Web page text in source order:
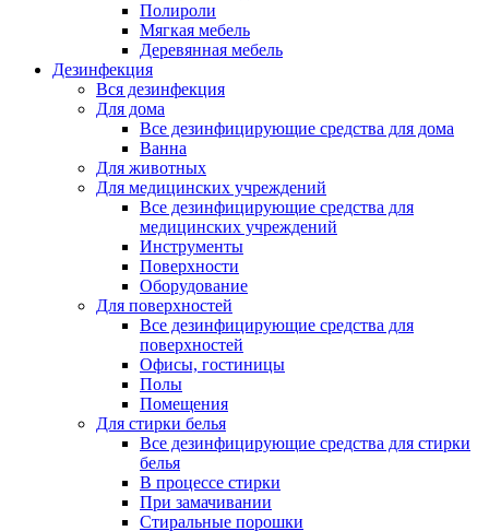
Полироли
Мягкая мебель
Деревянная мебель
Дезинфекция
Вся дезинфекция
Для дома
Все дезинфицирующие средства для дома
Ванна
Для животных
Для медицинских учреждений
Все дезинфицирующие средства для
медицинских учреждений
Инструменты
Поверхности
Оборудование
Для поверхностей
Все дезинфицирующие средства для
поверхностей
Офисы, гостиницы
Полы
Помещения
Для стирки белья
Все дезинфицирующие средства для стирки
белья
В процессе стирки
При замачивании
Стиральные порошки